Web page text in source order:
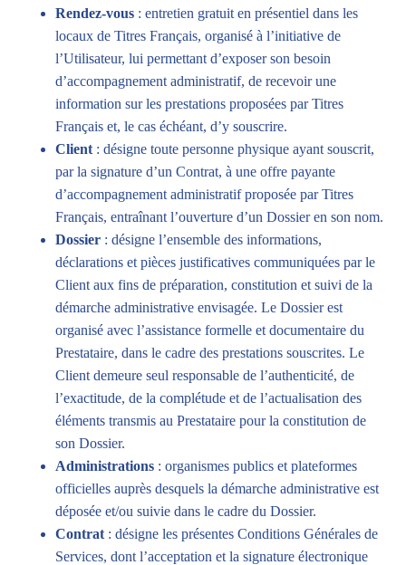
Rendez-vous: entretien gratuit en présentiel dans les
locaux de Titres Français, organisé à l’initiative de
l’Utilisateur, lui permettant d’exposer son besoin
d’accompagnement administratif, de recevoir une
information sur les prestations proposées par Titres
Français et, le cas échéant, d’y souscrire.
Client: désigne toute personne physique ayant souscrit,
par la signature d’un Contrat, à une offre payante
d’accompagnement administratif proposée par Titres
Français, entraînant l’ouverture d’un Dossier en son nom.
Dossier: désigne l’ensemble des informations,
déclarations et pièces justificatives communiquées par le
Client aux fins de préparation, constitution et suivi de la
démarche administrative envisagée. Le Dossier est
organisé avec l’assistance formelle et documentaire du
Prestataire, dans le cadre des prestations souscrites. Le
Client demeure seul responsable de l’authenticité, de
l’exactitude, de la complétude et de l’actualisation des
éléments transmis au Prestataire pour la constitution de
son Dossier.
Administrations: organismes publics et plateformes
officielles auprès desquels la démarche administrative est
déposée et/ou suivie dans le cadre du Dossier.
Contrat: désigne les présentes Conditions Générales de
Services, dont l’acceptation et la signature électronique